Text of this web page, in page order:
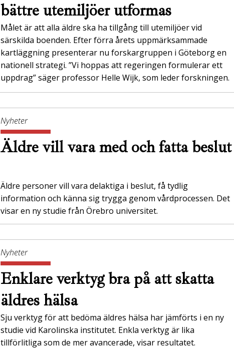
bättre utemiljöer utformas
Målet är att alla äldre ska ha tillgång till utemiljöer vid
särskilda boenden. Efter förra årets uppmärksammade
kartläggning presenterar nu forskargruppen i Göteborg en
nationell strategi. ”Vi hoppas att regeringen formulerar ett
uppdrag” säger professor Helle Wijk, som leder forskningen.
Nyheter
Äldre vill vara med och fatta beslut
Äldre personer vill vara delaktiga i beslut, få tydlig
information och känna sig trygga genom vårdprocessen. Det
visar en ny studie från Örebro universitet.
Nyheter
Enklare verktyg bra på att skatta
äldres hälsa
Sju verktyg för att bedöma äldres hälsa har jämförts i en ny
studie vid Karolinska institutet. Enkla verktyg är lika
tillförlitliga som de mer avancerade, visar resultatet.